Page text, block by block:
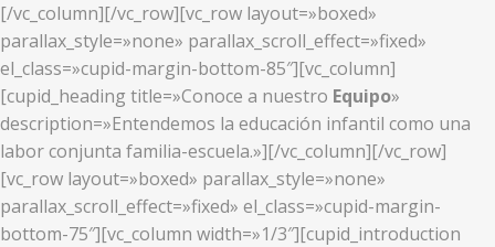
[/vc_column][/vc_row][vc_row layout=»boxed»
parallax_style=»none» parallax_scroll_effect=»fixed»
el_class=»cupid-margin-bottom-85″][vc_column]
[cupid_heading title=»Conoce a nuestro Equipo»
description=»Entendemos la educación infantil como una
labor conjunta familia-escuela.»][/vc_column][/vc_row]
[vc_row layout=»boxed» parallax_style=»none»
parallax_scroll_effect=»fixed» el_class=»cupid-margin-
bottom-75″][vc_column width=»1/3″][cupid_introduction